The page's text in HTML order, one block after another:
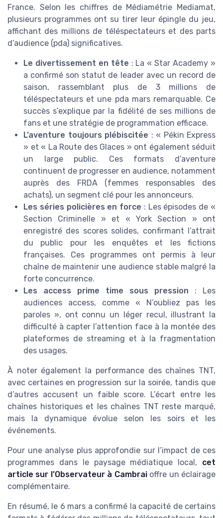
France. Selon les chiffres de Médiamétrie Mediamat,
plusieurs programmes ont su tirer leur épingle du jeu,
affichant des millions de téléspectateurs et des parts
d’audience (pda) significatives.
Le divertissement en tête : La « Star Academy »
a confirmé son statut de leader avec un record de
saison, rassemblant plus de 3 millions de
téléspectateurs et une pda mars remarquable. Ce
succès s’explique par la fidélité de ses millions de
fans et une stratégie de programmation efficace.
L’aventure toujours plébiscitée : « Pékin Express
» et « La Route des Glaces » ont également séduit
un large public. Ces formats d’aventure
continuent de progresser en audience, notamment
auprès des FRDA (femmes responsables des
achats), un segment clé pour les annonceurs.
Les séries policières en force : Les épisodes de «
Section Criminelle » et « York Section » ont
enregistré des scores solides, confirmant l’attrait
du public pour les enquêtes et les fictions
françaises. Ces programmes ont permis à leur
chaîne de maintenir une audience stable malgré la
forte concurrence.
Les access prime time sous pression : Les
audiences access, comme « N’oubliez pas les
paroles », ont connu un léger recul, illustrant la
difficulté à capter l’attention face à la montée des
plateformes de streaming et à la fragmentation
des usages.
À noter également la performance des chaînes TNT,
avec certaines en progression sur la soirée, tandis que
d’autres accusent un faible score. L’écart entre les
chaînes historiques et les chaînes TNT reste marqué,
mais la dynamique évolue selon les soirs et les
événements.
Pour une analyse plus approfondie sur l’impact de ces
programmes dans le paysage médiatique local, cet
article sur l’Observateur à Cambraioffre un éclairage
complémentaire.
En résumé, le 6 mars a confirmé la capacité de certains